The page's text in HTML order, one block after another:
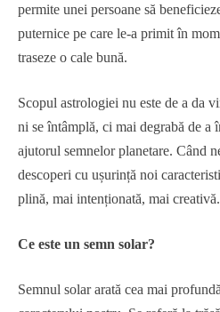
permite unei persoane să
puternice pe care le-a primit în
traseze o cale bună.
Scopul astrologiei nu este de a da
ni se întâmplă, ci mai degrabă de a
ajutorul semnelor planetare. Când
descoperi cu ușurință noi
plină, mai intenționată, mai creativă.
Ce este un semn solar?
Semnul solar arată cea mai